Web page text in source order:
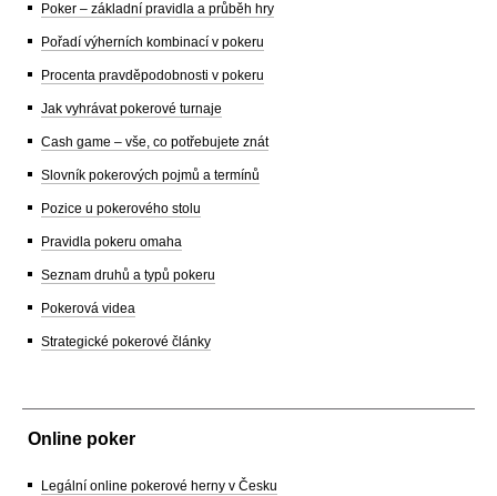
Poker – základní pravidla a průběh hry
Pořadí výherních kombinací v pokeru
Procenta pravděpodobnosti v pokeru
Jak vyhrávat pokerové turnaje
Cash game – vše, co potřebujete znát
Slovník pokerových pojmů a termínů
Pozice u pokerového stolu
Pravidla pokeru omaha
Seznam druhů a typů pokeru
Pokerová videa
Strategické pokerové články
Online poker
Legální online pokerové herny v Česku